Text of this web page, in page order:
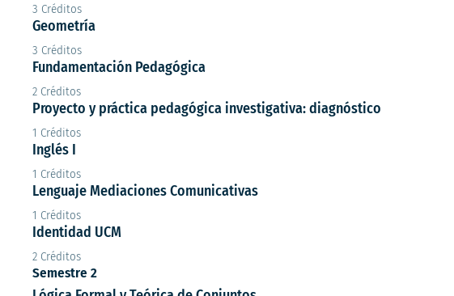
3 Créditos
Geometría
3 Créditos
Fundamentación Pedagógica
2 Créditos
Proyecto y práctica pedagógica investigativa: diagnóstico
1 Créditos
Inglés I
1 Créditos
Lenguaje Mediaciones Comunicativas
1 Créditos
Identidad UCM
2 Créditos
Semestre 2